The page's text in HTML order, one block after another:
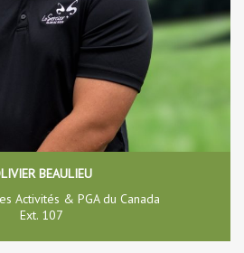
BEAULIEU
Activités & PGA du Canada
Ext. 107